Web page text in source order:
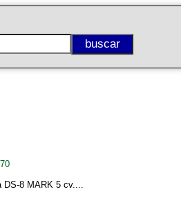
DS-8 MARK 5 cv....